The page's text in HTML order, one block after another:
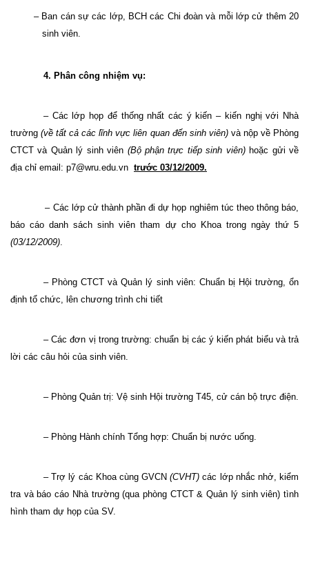
– Ban cán sự các lớp, BCH các Chi đoàn và mỗi lớp cử thêm 20
sinh viên.
4. Phân công nhiệm vụ:
– Các lớp họp để thống nhất các ý kiến – kiến nghị với Nhà
trường(về tất cả các lĩnh vực liên quan đến sinh viên)và nộp về Phòng
CTCT và Quản lý sinh viên (Bộ phận trực tiếp sinh viên) hoặc gửi về
địa chỉ email: p7@wru.edu.vn trước 03/12/2009.
– Các lớp cử thành phần đi dự họp nghiêm túc theo thông báo,
báo cáo danh sách sinh viên tham dự cho Khoa trong ngày thứ 5
(03/12/2009)
– Phòng CTCT và Quản lý sinh viên: Chuẩn bị Hội trường, ổn
định tổ chức, lên chương trình chi tiết
– Các đơn vị trong trường: chuẩn bị các ý kiến phát biểu và trả
lời các câu hỏi của sinh viên.
– Phòng Quản trị: Vệ sinh Hội trường T45, cử cán bộ trực điện.
– Phòng Hành chính Tổng hợp: Chuẩn bị nước uống.
– Trợ lý các Khoa cùng GVCN(CVHT) các lớp nhắc nhở, kiểm
tra và báo cáo Nhà trường (qua phòng CTCT & Quản lý sinh viên) tình
hình tham dự họp của SV.